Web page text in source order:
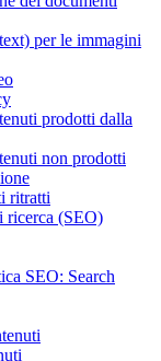
per le immagini
prodotti dalla
non prodotti
ritratti
ricerca (SEO)
SEO: Search